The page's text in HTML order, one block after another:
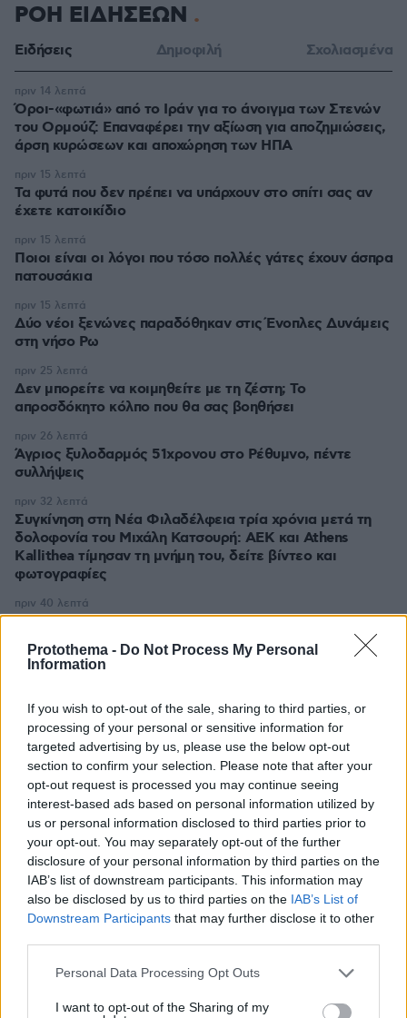
Protothema - Do Not Process My Personal
Information
If you wish to opt-out of the sale, sharing to third parties, or
processing of your personal or sensitive information for
targeted advertising by us, please use the below opt-out
section to confirm your selection. Please note that after your
opt-out request is processed you may continue seeing
interest-based ads based on personal information utilized by
us or personal information disclosed to third parties prior to
your opt-out. You may separately opt-out of the further
disclosure of your personal information by third parties on the
IAB’s list of downstream participants. This information may
also be disclosed by us to third parties on the IAB’s List of
Downstream Participants that may further disclose it to other
Please note that this website/app uses one or more Google
not limited to your visit or usage behaviour. You may click to
Personal Data Processing Opt Outs
I want to opt-out of the Sharing of my
ΡΟΗ ΕΙΔΗΣΕΩΝ
Ειδήσεις Δημοφιλή Σχολιασμένα
Όροι-«φωτιά» από το Ιράν για το άνοιγμα των Στενών
του Ορμούζ: Επαναφέρει την αξίωση για αποζημιώσεις,
άρση κυρώσεων και αποχώρηση των ΗΠΑ
πριν 14 λεπτά
Τα φυτά που δεν πρέπει να υπάρχουν στο σπίτι σας αν
έχετε κατοικίδιο
πριν 15 λεπτά
Ποιοι είναι οι λόγοι που τόσο πολλές γάτες έχουν άσπρα
πατουσάκια
πριν 15 λεπτά
Δύο νέοι ξενώνες παραδόθηκαν στις Ένοπλες Δυνάμεις
στη νήσο Ρω
πριν 15 λεπτά
Δεν μπορείτε να κοιμηθείτε με τη ζέστη; Το
απροσδόκητο κόλπο που θα σας βοηθήσει
πριν 25 λεπτά
Άγριος ξυλοδαρμός 51χρονου στο Ρέθυμνο, πέντε
συλλήψεις
πριν 26 λεπτά
Συγκίνηση στη Νέα Φιλαδέλφεια τρία χρόνια μετά τη
δολοφονία του Μιχάλη Κατσουρή: ΑΕΚ και Athens
Kallithea τίμησαν τη μνήμη του, δείτε βίντεο και
φωτογραφίες
πριν 32 λεπτά
Συνδικαλιστής ψαράς που αποχώρησε από την Ελπίδα
της Καρυστιανού, της ζητά να τον προστατέψει:
Καταγγέλλει μεθοδευμένη σπίλωση από μέλη του
πριν 40 λεπτά
Νόμιζε πως έμπαινε στην περιεμμηνόπαυση, αλλά η
απώλεια βάρους και ο πόνος ήταν ενδείξεις καρκίνου
πριν 45 λεπτά
Το τσίπουρο θέλει παρέα και αυτούς τους 9 μεζέδες
πριν 45 λεπτά
ΔΕΙΤΕ ΟΛΕΣ ΤΙΣ ΕΙΔΗΣΕΙΣ
ΤΑ ΠΙΟ ΔΗΜΟΦΙΛΗ